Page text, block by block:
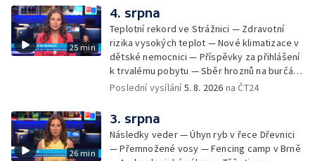
stadionu na Vyškovsku — Výstraha před
bouřkami — Brno hostí Mezinárodní kytarový
festival — Očkování po kousnutí netopýrem
25 min
4. srpna
Teplotní rekord ve Strážnici — Zdravotní
rizika vysokých teplot — Nové klimatizace v
dětské nemocnici — Příspěvky za přihlášení
k trvalému pobytu — Sběr hroznů na burčák
— Dokončení oprav vedení — Skončil termín
vody v obcích — Vyschlá koryta potoků —
Sdílení strážníků na Brněnsku
Poslední vysílání5. 8. 2026 na ČT24
26 min
3. srpna
Následky veder — Úhyn ryb v řece Dřevnici
— Přemnožené vosy — Fencing camp v Brně